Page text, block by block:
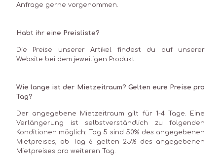
Anfrage gerne vorgenommen.
Habt ihr eine Preisliste?
Die Preise unserer Artikel findest du auf unserer
Website bei dem jeweiligen Produkt.
Wie lange ist der Mietzeitraum? Gelten eure Preise pro
Tag?
Der angegebene Mietzeitraum gilt für 1-4 Tage. Eine
Verlängerung ist selbstverständlich zu folgenden
Konditionen möglich: Tag 5 sind 50% des angegebenen
Mietpreises, ab Tag 6 gelten 25% des angegebenen
Mietpreises pro weiteren Tag.